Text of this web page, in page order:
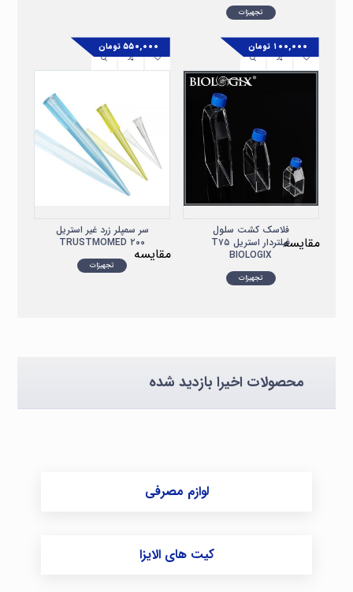
تجهیزات
فلاسک کشت سلول
فیلتردار استریل T۷۵
BIOLOGIX
تجهیزات
۱۰۰,۰۰۰ تومان
مقایسه
سر سمپلر زرد غیر استریل
۲۰۰ TRUSTMOMED
تجهیزات
۵۵۰,۰۰۰ تومان
مقایسه
محصولات اخیرا بازدید شده
لوازم مصرفی
کیت های الایزا